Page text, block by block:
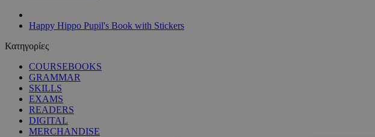
Happy Hippo Pupil's Book with Stickers
Κατηγορίες
COURSEBOOKS
GRAMMAR
SKILLS
EXAMS
READERS
DIGITAL
MERCHANDISE